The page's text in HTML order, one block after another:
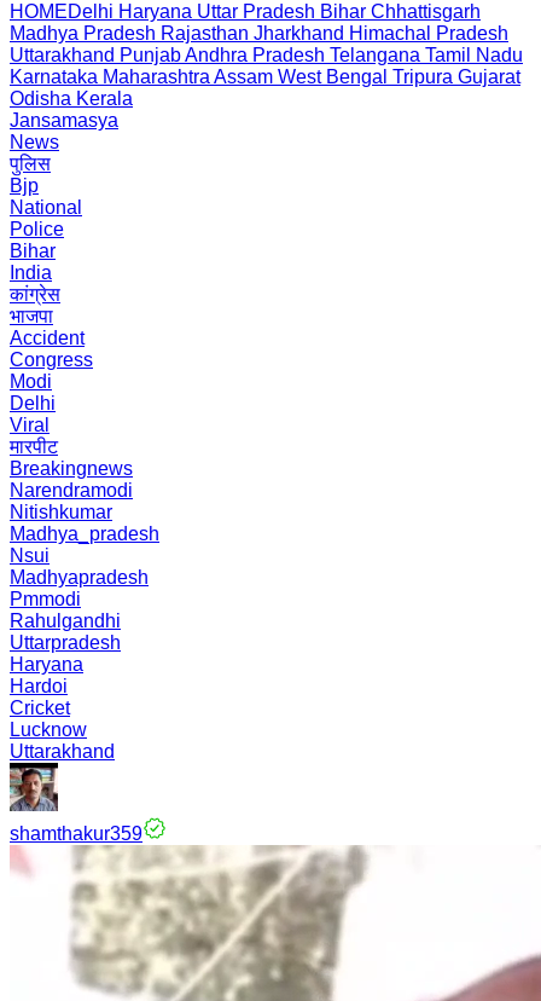
HOMEDelhi Haryana Uttar Pradesh Bihar Chhattisgarh
Madhya Pradesh Rajasthan Jharkhand Himachal Pradesh
Uttarakhand PunjabAndhra Pradesh Telangana Tamil Nadu
Karnataka Maharashtra Assam West Bengal Tripura Gujarat
Odisha Kerala
Jansamasya
News
पुलिस
Bjp
National
Police
Bihar
India
कांग्रेस
भाजपा
Accident
Congress
Modi
Delhi
Viral
मारपीट
Breakingnews
Narendramodi
Nitishkumar
Madhya_pradesh
Nsui
Madhyapradesh
Pmmodi
Rahulgandhi
Uttarpradesh
Haryana
Hardoi
Cricket
Lucknow
Uttarakhand
shamthakur359